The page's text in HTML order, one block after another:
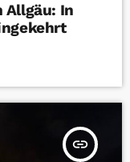
Allgäu: In
insert_link